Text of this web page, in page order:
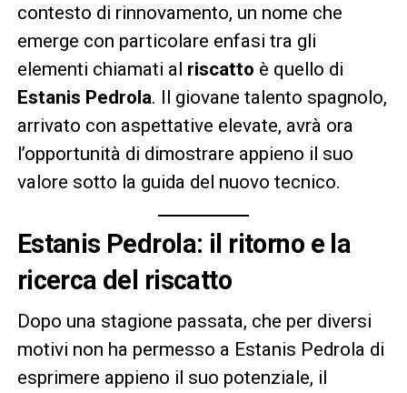
contesto di rinnovamento, un nome che
emerge con particolare enfasi tra gli
elementi chiamati al riscatto è quello di
Estanis Pedrola. Il giovane talento spagnolo,
arrivato con aspettative elevate, avrà ora
l’opportunità di dimostrare appieno il suo
valore sotto la guida del nuovo tecnico.
Estanis Pedrola: il ritorno e la
ricerca del riscatto
Dopo una stagione passata, che per diversi
motivi non ha permesso a Estanis Pedrola di
esprimere appieno il suo potenziale, il